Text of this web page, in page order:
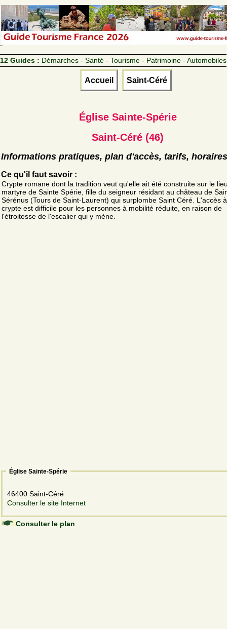
12 Guides : Démarches - Santé - Tourisme - Patrimoine - Automobiles
Accueil Saint-Céré
Église Sainte-Spérie
Saint-Céré (46)
Informations pratiques, plan d'accès, tarifs, horaires
Ce qu'il faut savoir :
Crypte romane dont la tradition veut qu'elle ait été construite sur le
martyre de Sainte Spérie, fille du seigneur résidant au château de
Sérénus (Tours de Saint-Laurent) qui surplombe Saint Céré. L'accès
crypte est difficile pour les personnes à mobilité réduite, en raison de
l'étroitesse de l'escalier qui y mène.
Église Sainte-Spérie
46400 Saint-Céré
Consulter le site Internet
Consulter le plan